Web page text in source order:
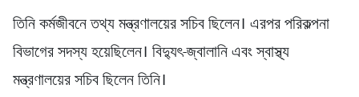
তিনি কর্মজীবনে তথ্য মন্ত্রণালয়ের সচিব ছিলেন। এরপর পরিকল্পনা
বিভাগের সদস্য হয়েছিলেন। বিদ্যুৎ-জ্বালানি এবং স্বাস্থ্য
মন্ত্রণালয়ের সচিব ছিলেন তিনি।